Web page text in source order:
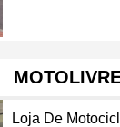
Loja De